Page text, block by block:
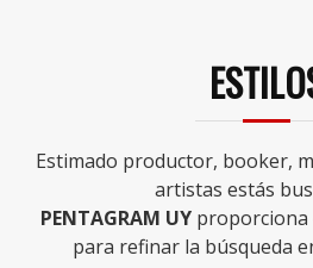
Estimado productor, booker,
artistas estás
PENTAGRAM UYproporciona
para refinar la búsqueda